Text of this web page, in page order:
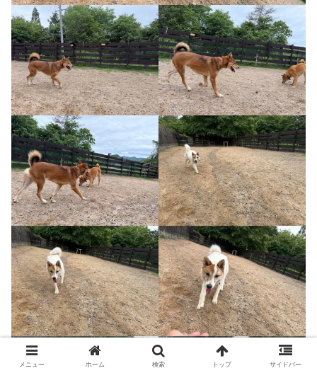
メニュー ホーム 検索 トップ サイドバー